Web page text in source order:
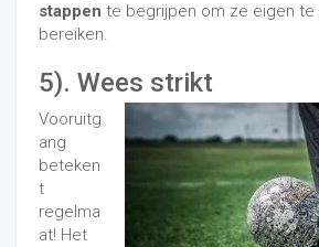
stappen te begrijpen om ze eigen te
bereiken.
5). Wees strikt
Vooruitg
ang
beteken
t
regelma
at! Het